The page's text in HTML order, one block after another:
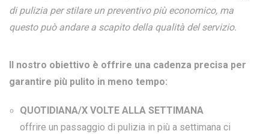
di pulizia per stilare un preventivo più economico, ma
questo può andare a scapito della qualità del servizio.
Il nostro obiettivo è offrire una cadenza precisa per
garantire più pulito in meno tempo:
QUOTIDIANA/X VOLTE ALLA SETTIMANA
offrire un passaggio di pulizia in più a settimana ci